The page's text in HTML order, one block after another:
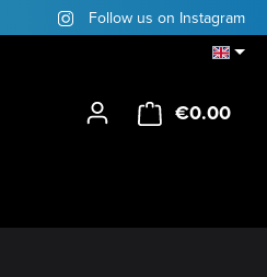
Follow us on Instagram
€0.00